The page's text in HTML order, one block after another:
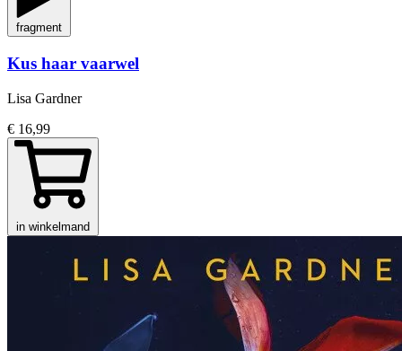
fragment
Kus haar vaarwel
Lisa Gardner
€ 16,99
in winkelmand